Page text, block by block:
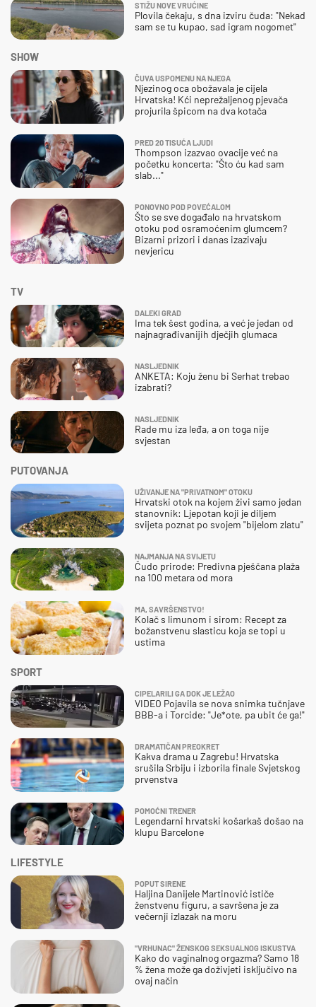
STIŽU NOVE VRUĆINE
Plovila čekaju, s dna izviru čuda: "Nekad
sam se tu kupao, sad igram nogomet"
SHOW
ČUVA USPOMENU NA NJEGA
Njezinog oca obožavala je cijela
Hrvatska! Kći neprežaljenog pjevača
projurila špicom na dva kotača
PRED 20 TISUĆA LJUDI
Thompson izazvao ovacije već na
početku koncerta: "Što ću kad sam
slab..."
PONOVNO POD POVEĆALOM
Što se sve događalo na hrvatskom
otoku pod osramoćenim glumcem?
Bizarni prizori i danas izazivaju
nevjericu
SPORT
CIPELARILI GA DOK JE LEŽAO
VIDEO Pojavila se nova snimka tučnjave
BBB-a i Torcide: "Je*ote, pa ubit će ga!"
DRAMATIČAN PREOKRET
Kakva drama u Zagrebu! Hrvatska
srušila Srbiju i izborila finale Svjetskog
prvenstva
POMOĆNI TRENER
Legendarni hrvatski košarkaš došao na
klupu Barcelone
TV
DALEKI GRAD
Ima tek šest godina, a već je jedan od
najnagrađivanijih dječjih glumaca
NASLJEDNIK
ANKETA: Koju ženu bi Serhat trebao
izabrati?
NASLJEDNIK
Rade mu iza leđa, a on toga nije
svjestan
PUTOVANJA
UŽIVANJE NA "PRIVATNOM" OTOKU
Hrvatski otok na kojem živi samo jedan
stanovnik: Ljepotan koji je diljem
svijeta poznat po svojem "bijelom zlatu"
NAJMANJA NA SVIJETU
Čudo prirode: Predivna pješčana plaža
na 100 metara od mora
MA, SAVRŠENSTVO!
Kolač s limunom i sirom: Recept za
božanstvenu slasticu koja se topi u
ustima
LIFESTYLE
POPUT SIRENE
Haljina Danijele Martinović ističe
ženstvenu figuru, a savršena je za
večernji izlazak na moru
"VRHUNAC" ŽENSKOG SEKSUALNOG ISKUSTVA
Kako do vaginalnog orgazma? Samo 18
% žena može ga doživjeti isključivo na
ovaj način